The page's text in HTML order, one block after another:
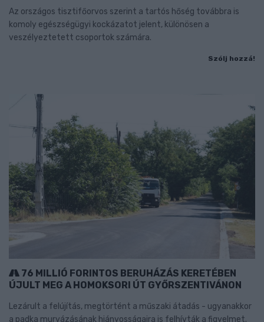
Az országos tisztifőorvos szerint a tartós hőség továbbra is
komoly egészségügyi kockázatot jelent, különösen a
veszélyeztetett csoportok számára.
Szólj hozzá!
76 MILLIÓ FORINTOS BERUHÁZÁS KERETÉBEN
ÚJULT MEG A HOMOKSORI ÚT GYŐRSZENTIVÁNON
Lezárult a felújítás, megtörtént a műszaki átadás - ugyanakkor
a padka murvázásának hiányosságaira is felhívták a figyelmet.